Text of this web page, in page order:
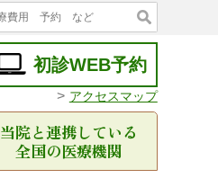
初診WEB予約
> アクセスマップ
当院と連携している
全国の医療機関